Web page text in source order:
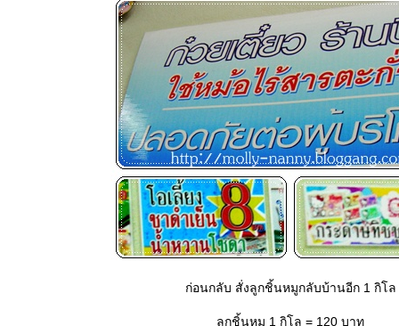
ก่อนกลับ สั่งลูกชิ้นหมูกลับบ้านอีก 1 กิโล
ลูกชิ้นหมู 1 กิโล = 120 บาท